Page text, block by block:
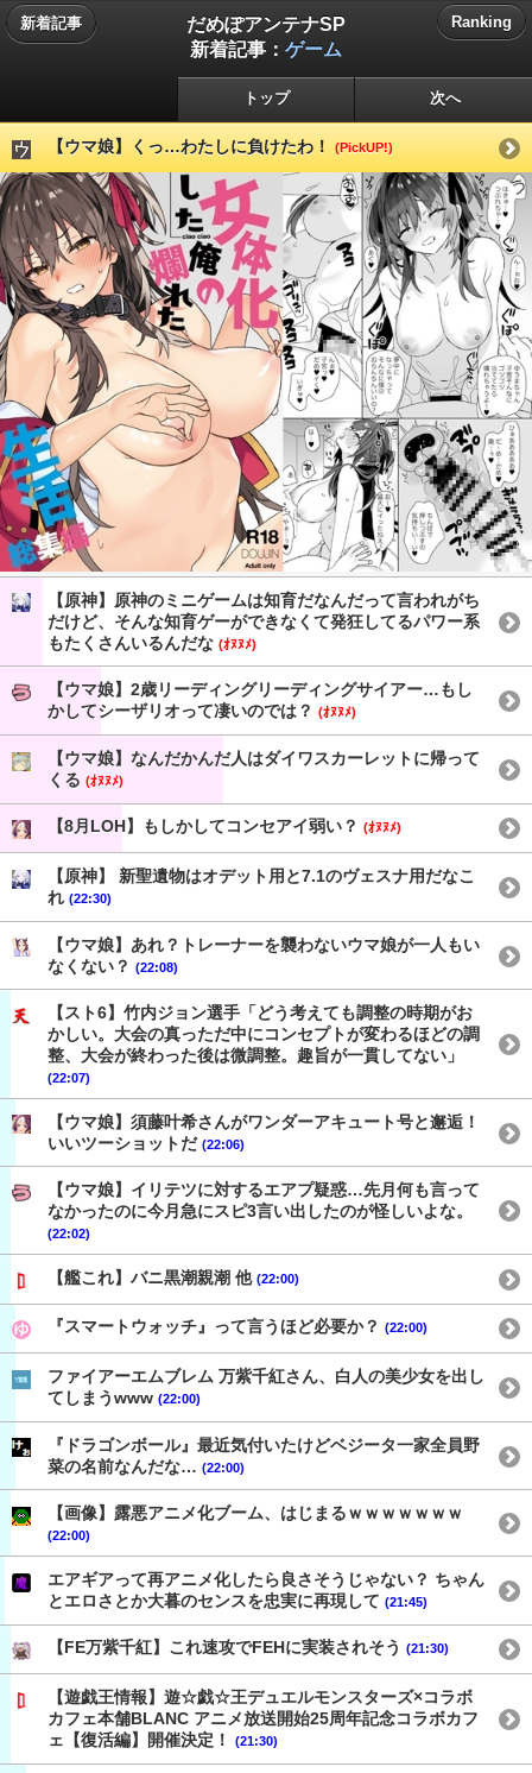
新着記事
だめぽアンテナSP
新着記事： ゲーム
Ranking
トップ 次へ
【ウマ娘】くっ…わたしに負けたわ！ (PickUP!)
【原神】原神のミニゲームは知育だなんだって言われがち
だけど、そんな知育ゲーができなくて発狂してるパワー系
もたくさんいるんだな (ｵﾇﾇﾒ)
【ウマ娘】2歳リーディングリーディングサイアー…もし
かしてシーザリオって凄いのでは？ (ｵﾇﾇﾒ)
【ウマ娘】なんだかんだ人はダイワスカーレットに帰って
くる (ｵﾇﾇﾒ)
【8月LOH】もしかしてコンセアイ弱い？ (ｵﾇﾇﾒ)
【原神】 新聖遺物はオデット用と7.1のヴェスナ用だなこ
れ (22:30)
【ウマ娘】あれ？トレーナーを襲わないウマ娘が一人もい
なくない？ (22:08)
【スト6】竹内ジョン選手「どう考えても調整の時期がお
かしい。大会の真っただ中にコンセプトが変わるほどの調
整、大会が終わった後は微調整。趣旨が一貫してない」
(22:07)
【ウマ娘】須藤叶希さんがワンダーアキュート号と邂逅！
いいツーショットだ (22:06)
【ウマ娘】イリテツに対するエアプ疑惑…先月何も言って
なかったのに今月急にスピ3言い出したのが怪しいよな。
(22:02)
【艦これ】バニ黒潮親潮 他 (22:00)
『スマートウォッチ』って言うほど必要か？ (22:00)
ファイアーエムブレム 万紫千紅さん、白人の美少女を出し
てしまうwww (22:00)
『ドラゴンボール』最近気付いたけどベジータ一家全員野
菜の名前なんだな… (22:00)
【画像】露悪アニメ化ブーム、はじまるｗｗｗｗｗｗｗ
(22:00)
エアギアって再アニメ化したら良さそうじゃない？ ちゃん
とエロさとか大暮のセンスを忠実に再現して (21:45)
【FE万紫千紅】これ速攻でFEHに実装されそう (21:30)
【遊戯王情報】遊☆戯☆王デュエルモンスターズ×コラボ
カフェ本舗BLANC アニメ放送開始25周年記念コラボカフ
ェ【復活編】開催決定！
(21:30)